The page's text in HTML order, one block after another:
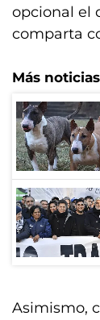
opcional el
comparta
Más noticias
Asimismo,